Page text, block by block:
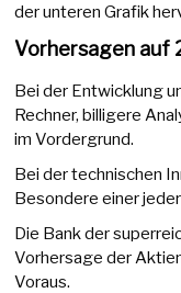
der unteren Grafik
Vorhersagen auf
Bei der Entwicklung
Rechner, billigere
im Vordergrund.
Bei der technischen
Besondere einer
Die Bank der
Vorhersage der
Voraus.